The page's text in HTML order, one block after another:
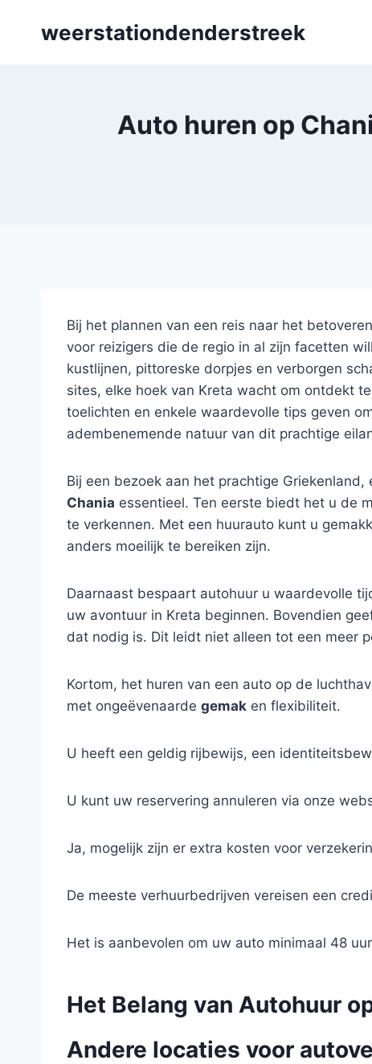
weerstationdenderstreek
Auto huren op
Bij het plannen van een reis naar het
voor reizigers die de regio in al zijn facetten
kustlijnen, pittoreske dorpjes en verborgen
sites, elke hoek van Kreta wacht om ontdekt
toelichten en enkele waardevolle tips geven
adembenemende natuur van dit prachtige
Bij een bezoek aan het prachtige
Chania essentieel. Ten eerste biedt het u de
te verkennen. Met een huurauto kunt u
anders moeilijk te bereiken zijn.
Daarnaast bespaart autohuur u waardevolle
uw avontuur in Kreta beginnen. Bovendien
dat nodig is. Dit leidt niet alleen tot een meer
Kortom, het huren van een auto op de
met ongeëvenaarde gemak en flexibiliteit.
U heeft een geldig rijbewijs, een
U kunt uw reservering annuleren via onze
Ja, mogelijk zijn er extra kosten voor
De meeste verhuurbedrijven vereisen een
Het is aanbevolen om uw auto minimaal 48
Het Belang van Autohuur
Andere locaties voor